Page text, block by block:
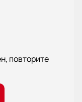
повторите